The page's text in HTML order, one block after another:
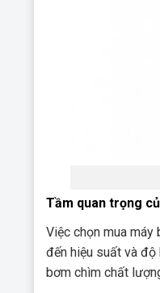
Tầm quan trọng
Việc chọn mua
đến hiệu suất và
bơm chìm chất